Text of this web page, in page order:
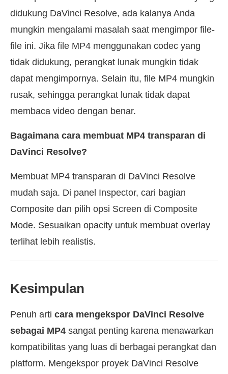
didukung DaVinci Resolve, ada kalanya Anda
mungkin mengalami masalah saat mengimpor file-
file ini. Jika file MP4 menggunakan codec yang
tidak didukung, perangkat lunak mungkin tidak
dapat mengimpornya. Selain itu, file MP4 mungkin
rusak, sehingga perangkat lunak tidak dapat
membaca video dengan benar.
Bagaimana cara membuat MP4 transparan di
DaVinci Resolve?
Membuat MP4 transparan di DaVinci Resolve
mudah saja. Di panel Inspector, cari bagian
Composite dan pilih opsi Screen di Composite
Mode. Sesuaikan opacity untuk membuat overlay
terlihat lebih realistis.
Kesimpulan
Penuh arti cara mengekspor DaVinci Resolve
sebagai MP4 sangat penting karena menawarkan
kompatibilitas yang luas di berbagai perangkat dan
platform. Mengekspor proyek DaVinci Resolve